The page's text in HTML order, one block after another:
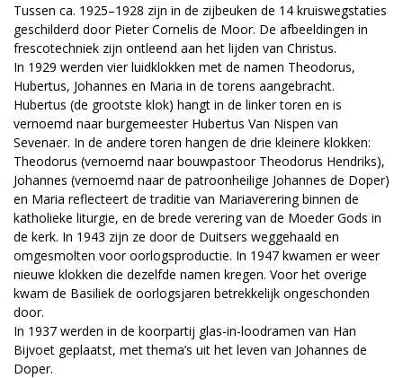
Tussen ca. 1925–1928 zijn in de zijbeuken de 14 kruiswegstaties
geschilderd door Pieter Cornelis de Moor. De afbeeldingen in
frescotechniek zijn ontleend aan het lijden van Christus.
In 1929 werden vier luidklokken met de namen Theodorus,
Hubertus, Johannes en Maria in de torens aangebracht.
Hubertus (de grootste klok) hangt in de linker toren en is
vernoemd naar burgemeester Hubertus Van Nispen van
Sevenaer. In de andere toren hangen de drie kleinere klokken:
Theodorus (vernoemd naar bouwpastoor Theodorus Hendriks),
Johannes (vernoemd naar de patroonheilige Johannes de Doper)
en Maria reflecteert de traditie van Mariaverering binnen de
katholieke liturgie, en de brede verering van de Moeder Gods in
de kerk. In 1943 zijn ze door de Duitsers weggehaald en
omgesmolten voor oorlogs­productie. In 1947 kwamen er weer
nieuwe klokken die dezelfde namen kregen. Voor het overige
kwam de Basiliek de oorlogsjaren betrekkelijk ongeschonden
door.
In 1937 werden in de koorpartij glas-in-loodramen van Han
Bijvoet geplaatst, met thema’s uit het leven van Johannes de
Doper.